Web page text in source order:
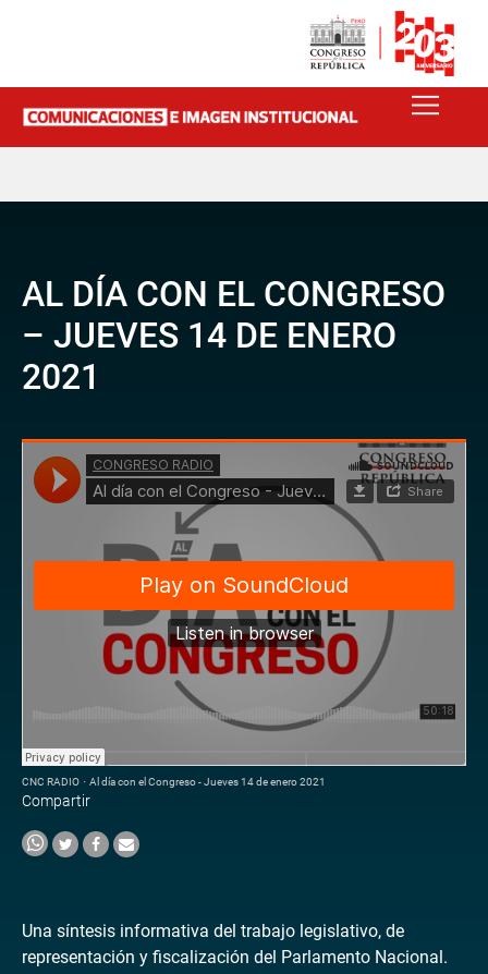
AL DÍA CON EL CONGRESO
– JUEVES 14 DE ENERO
2021
CNC RADIO · Al día con el Congreso - Jueves 14 de enero 2021
Compartir
Una síntesis informativa del trabajo legislativo, de
representación y fiscalización del Parlamento Nacional.